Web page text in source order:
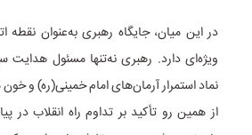
در این میان، جایگاه رهبری به‌عنوان نقطه
ویژه‌ای دارد. رهبری نه‌تنها مسئول
نماد استمرار آرمان‌های امام خمینی(ره) و
از همین رو تأکید بر تداوم راه انقلاب در